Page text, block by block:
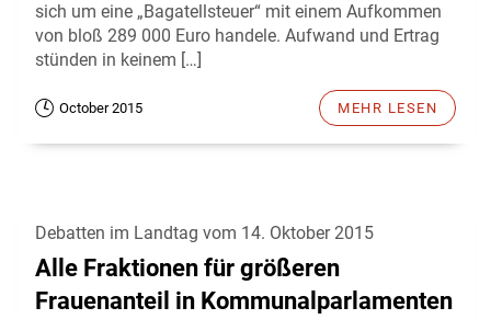
sich um eine „Bagatellsteuer“ mit einem Aufkommen
von bloß 289 000 Euro handele. Aufwand und Ertrag
stünden in keinem […]
October 2015 MEHR LESEN
Debatten im Landtag vom 14. Oktober 2015
Alle Fraktionen für größeren
Frauenanteil in Kommunalparlamenten